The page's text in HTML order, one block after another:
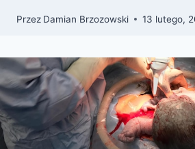
Przez Damian Brzozowski 13 lutego,